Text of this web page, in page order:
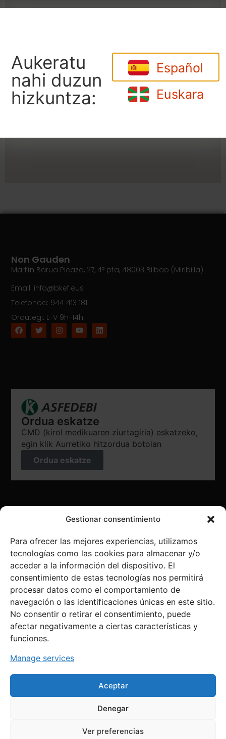
Gestionar consentimiento
Para ofrecer las mejores experiencias, utilizamos
tecnologías como las cookies para almacenar y/o
acceder a la información del dispositivo. El
consentimiento de estas tecnologías nos permitirá
procesar datos como el comportamiento de
navegación o las identificaciones únicas en este sitio.
No consentir o retirar el consentimiento, puede
afectar negativamente a ciertas características y
funciones.
Manage services
Aceptar
Denegar
Ver preferencias
Web
Mapa
Hasiera
Federazioa
Klubak
Kirolak
Gaurkotazun
Kontaktua
Dokumentoak
Emakumea eta
kirola
Lizentziak
Federazioaren lizentzia
Aisialdirako Kirola
Eskola-lizentzia
Lege-Testuak
pribatutasun-politika
Lege abisua
Cookie-en pribatutasuna
Non Gauden
Martín Barua Picaza, 27, 4º pta, 48003 Bilbao (Miribilla)
Email: info@bkef.eus
Telefonoa: 944 413 181
Ordutegi: L-V 9h-14h
Ordua eskatze
CMD (kirol medikuaren ziurtagiria) eskatzeko,
egin klik Aurretiko hitzordua botoian
Ordua eskatze
Aukeratu
nahi duzun
hizkuntza:
Español
Euskara